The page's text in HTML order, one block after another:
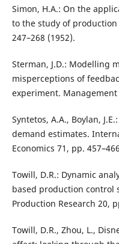
Simon, H.A.: On the
to the study of
247–268 (1952).
Sterman, J.D.: Modelling
misperceptions of
experiment. Management
Syntetos, A.A., Boylan,
demand estimates.
Economics 71, pp.
Towill, D.R.: Dynamic
based production control
Production Research 20,
Towill, D.R., Zhou, L.,